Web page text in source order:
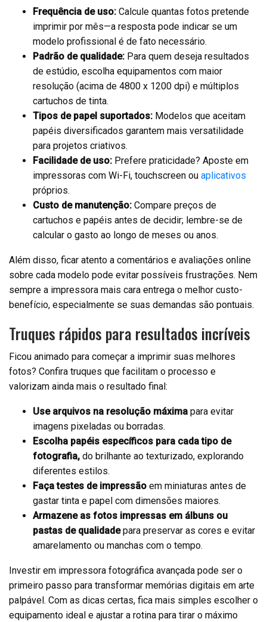
Frequência de uso: Calcule quantas fotos pretende
imprimir por mês—a resposta pode indicar se um
modelo profissional é de fato necessário.
Padrão de qualidade: Para quem deseja resultados
de estúdio, escolha equipamentos com maior
resolução (acima de 4800 x 1200 dpi) e múltiplos
cartuchos de tinta.
Tipos de papel suportados: Modelos que aceitam
papéis diversificados garantem mais versatilidade
para projetos criativos.
Facilidade de uso: Prefere praticidade? Aposte em
impressoras com Wi-Fi, touchscreen ou aplicativos
próprios.
Custo de manutenção: Compare preços de
cartuchos e papéis antes de decidir; lembre-se de
calcular o gasto ao longo de meses ou anos.
Além disso, ficar atento a comentários e avaliações online
sobre cada modelo pode evitar possíveis frustrações. Nem
sempre a impressora mais cara entrega o melhor custo-
benefício, especialmente se suas demandas são pontuais.
Truques rápidos para resultados incríveis
Ficou animado para começar a imprimir suas melhores
fotos? Confira truques que facilitam o processo e
valorizam ainda mais o resultado final:
Use arquivos na resolução máxima para evitar
imagens pixeladas ou borradas.
Escolha papéis específicos para cada tipo de
fotografia, do brilhante ao texturizado, explorando
diferentes estilos.
Faça testes de impressão em miniaturas antes de
gastar tinta e papel com dimensões maiores.
Armazene as fotos impressas em álbuns ou
pastas de qualidadepara preservar as cores e evitar
amarelamento ou manchas com o tempo.
Investir em impressora fotográfica avançada pode ser o
primeiro passo para transformar memórias digitais em arte
palpável. Com as dicas certas, fica mais simples escolher o
equipamento ideal e ajustar a rotina para tirar o máximo